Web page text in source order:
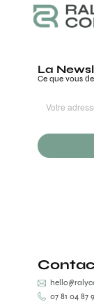
La
Ce que vous
07 81 04 87